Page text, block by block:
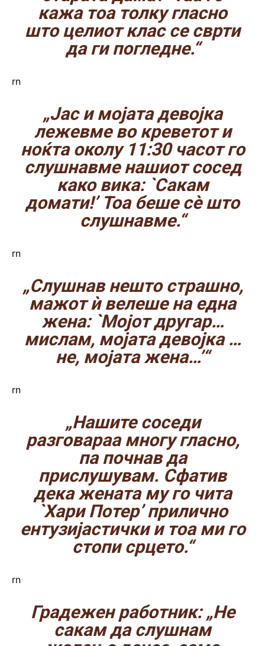
кажа тоа толку гласно
што целиот клас се сврти
да ги погледне.“
rn
„Јас и мојата девојка
лежевме во креветот и
ноќта околу 11:30 часот го
слушнавме нашиот сосед
како вика: `Сакам
домати!’ Тоа беше сè што
слушнавме.“
rn
„Слушнав нешто страшно,
мажот ѝ велеше на една
жена: `Мојот другар…
мислам, мојата девојка …
не, мојата жена…’“
rn
„Нашите соседи
разговараа многу гласно,
па почнав да
прислушувам. Сфатив
дека жената му го чита
`Хари Потер’ прилично
ентузијастички и тоа ми го
стопи срцето.“
rn
Градежен работник: „Не
сакам да слушнам